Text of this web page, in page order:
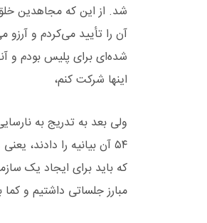
شد. از این که مجاهدین
آن را تأیید می‌کردم و
شده‌ای برای پلیس بودم و
اینها شرکت کنم،
ولی بعد به تدریج به
۵۴ آن بیانیه را دادند،
که باید برای ایجاد یک
مبارز جلساتی داشتیم و